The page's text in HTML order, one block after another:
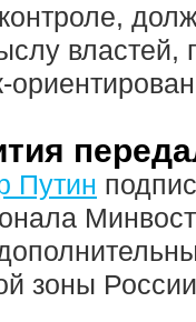
властей,
Путин
зоны